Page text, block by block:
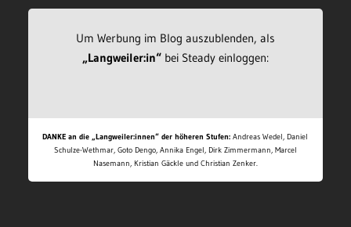
Um Werbung im Blog auszublenden, als
„Langweiler:in“bei Steady einloggen:
DANKE an die „Langweiler:innen“ der höheren Stufen: Andreas Wedel, Daniel
Schulze-Wethmar, Goto Dengo, Annika Engel, Dirk Zimmermann, Marcel
Nasemann, Kristian Gäckle und Christian Zenker.